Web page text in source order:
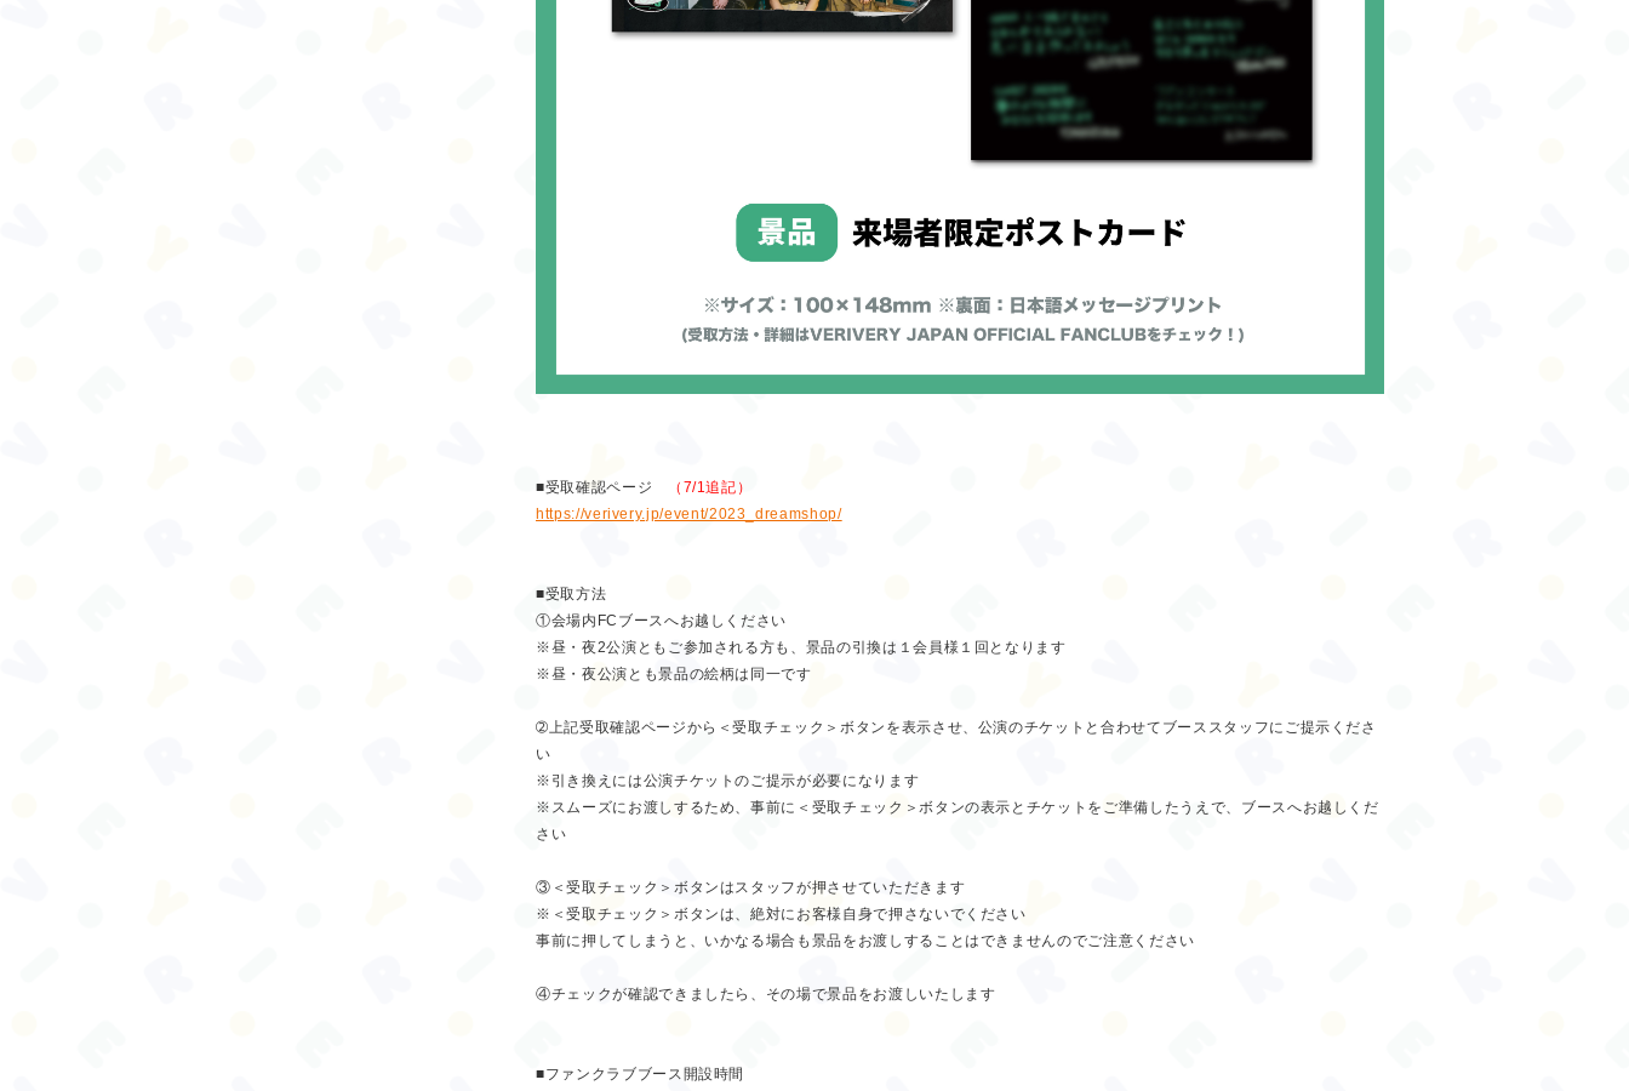
■受取確認ページ
（7/1追記）
https://verivery.jp/event/2023_dreamshop/
■受取方法
①会場内FCブースへお越しください
※昼・夜2公演ともご参加される方も、景品の引換は１会員様１回となります
※昼・夜公演とも景品の絵柄は同一です
➁上記受取確認ページから＜受取チェック＞ボタンを表示させ、公演のチケットと合わせてブーススタッフにご提示くださ
い
※引き換えには公演チケットのご提示が必要になります
※スムーズにお渡しするため、事前に＜受取チェック＞ボタンの表示とチケットをご準備したうえで、ブースへお越しくだ
さい
③＜受取チェック＞ボタンはスタッフが押させていただきます
※＜受取チェック＞ボタンは、絶対にお客様自身で押さないでください
事前に押してしまうと、いかなる場合も景品をお渡しすることはできませんのでご注意ください
④チェックが確認できましたら、その場で景品をお渡しいたします
■ファンクラブブース開設時間